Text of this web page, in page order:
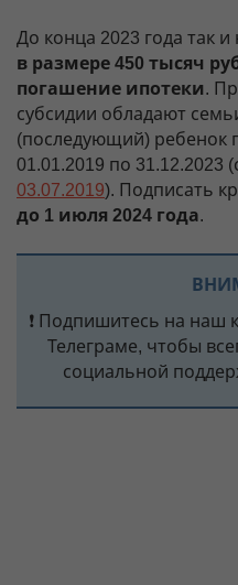
До конца 2023 года так
в размере 450 тысяч
погашение ипотеки.
субсидии обладают
(последующий) ребенок
01.01.2019 по 31.12.2023
03.07.2019). Подписать
до 1 июля 2024 года.
❗ Подпишитесь на наш
Телеграме, чтобы
социальной